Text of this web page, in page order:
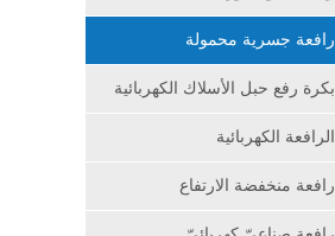
رافعة جسرية محمولة
بكرة رفع حبل الأسلاك الكهربائية
الرافعة الكهربائية
رافعة منخفضة الارتفاع